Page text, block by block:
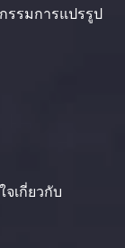
รรมการแปรรูป
จเกี่ยวกับ